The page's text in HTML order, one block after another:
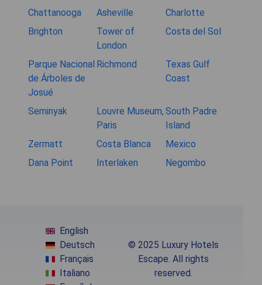
Chattanooga
Asheville
Charlotte
Brighton
Tower of
London
Costa del Sol
Parque Nacional
de Árboles de
Josué
Richmond
Texas Gulf
Coast
Seminyak
Louvre Museum,
Paris
South Padre
Island
Zermatt
Costa Blanca
Mexico
Dana Point
Interlaken Negombo
English
Deutsch
Français
Italiano
© 2025 Luxury Hotels
Escape. All rights
reserved.